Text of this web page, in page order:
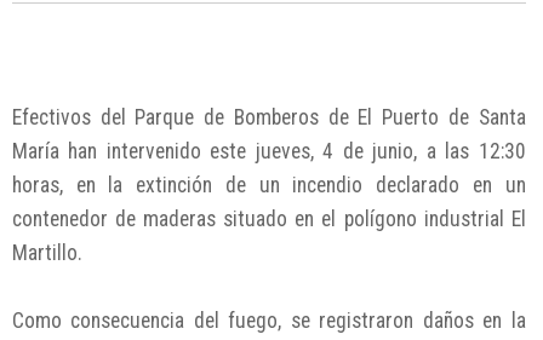
Efectivos del Parque de Bomberos de El Puerto de Santa
María han intervenido este jueves, 4 de junio, a las 12:30
horas, en la extinción de un incendio declarado en un
contenedor de maderas situado en el polígono industrial El
Martillo.
Como consecuencia del fuego, se registraron daños en la